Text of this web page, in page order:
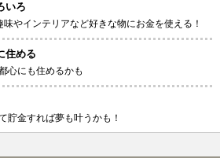
いろ
やインテリアなど好きな物にお金を使える！
住める
心にも住めるかも
貯金すれば夢も叶うかも！